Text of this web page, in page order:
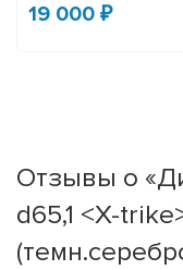
19 000 ₽
Отзывы о
d65,1 <X-